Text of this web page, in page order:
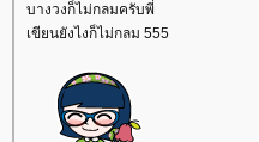
บางวงก็ไม่กลมครับพี่
เขียนยังไงก็ไม่กลม 555